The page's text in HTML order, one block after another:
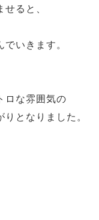
ると、
いきます。
ロな雰囲気の
となりました。